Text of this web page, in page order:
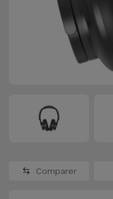
Samsung
Oppo
OnePlus
Apple Watch
Reconditionnés
Reconditionnés
Reconditionnées
Adaptateurs
Batteries
Externes
Comparer